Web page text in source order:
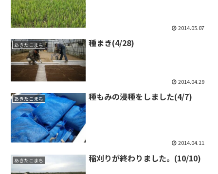
2014.05.07
あきたこまち 種まき(4/28)
2014.04.29
あきたこまち 種もみの浸種をしました(4/7)
2014.04.11
あきたこまち 稲刈りが終わりました。(10/10)